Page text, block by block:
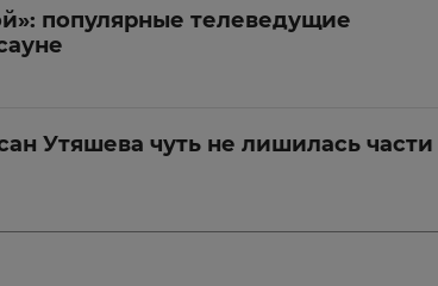
популярные телеведущие
Утяшева чуть не лишилась части